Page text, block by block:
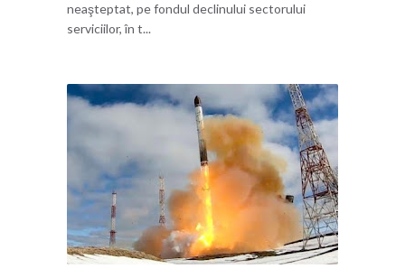
neaşteptat, pe fondul declinului sectorului
serviciilor, în t...